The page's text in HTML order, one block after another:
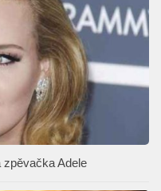
zpěvačka Adele